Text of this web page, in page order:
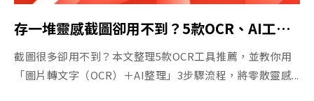
存一堆靈感截圖卻用不到？5款OCR、AI工具，讓圖片轉文字變行銷素材
截圖很多卻用不到？本文整理5款OCR工具推薦，並教你用
「圖片轉文字（OCR）＋AI整理」3步驟流程，將零散靈感...